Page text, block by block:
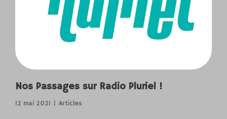
Nos Passages sur Radio Pluriel !
12 mai 2021 Articles